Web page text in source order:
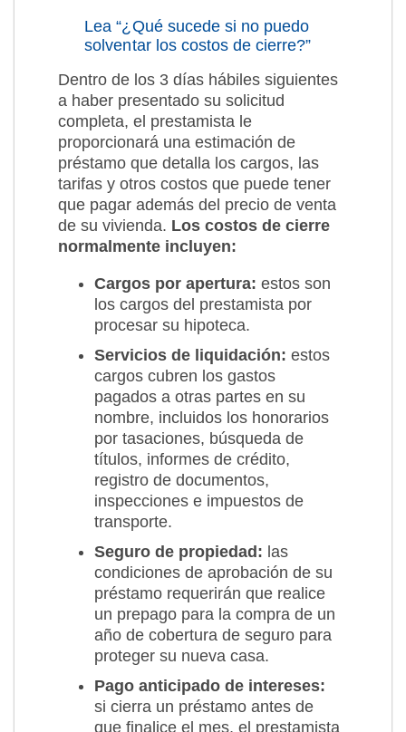
Lea “¿Qué sucede si no puedo
solventar los costos de cierre?”
Dentro de los 3 días hábiles siguientes
a haber presentado su solicitud
completa, el prestamista le
proporcionará una estimación de
préstamo que detalla los cargos, las
tarifas y otros costos que puede tener
que pagar además del precio de venta
de su vivienda. Los costos de cierre
normalmente incluyen:
Cargos por apertura: estos son
los cargos del prestamista por
procesar su hipoteca.
Servicios de liquidación: estos
cargos cubren los gastos
pagados a otras partes en su
nombre, incluidos los honorarios
por tasaciones, búsqueda de
títulos, informes de crédito,
registro de documentos,
inspecciones e impuestos de
transporte.
Seguro de propiedad: las
condiciones de aprobación de su
préstamo requerirán que realice
un prepago para la compra de un
año de cobertura de seguro para
proteger su nueva casa.
Pago anticipado de intereses:
si cierra un préstamo antes de
que finalice el mes, el prestamista